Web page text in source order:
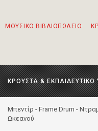
ΜΟΥΣΙΚΟ ΒΙΒΛΙΟΠΩΛΕΙΟ
ΚΡΟΥΣΤΑ & ΕΚΠΑΙΔΕΥΤΙΚΟ
Μπεντίρ - Frame Drum -
Ωκεανού